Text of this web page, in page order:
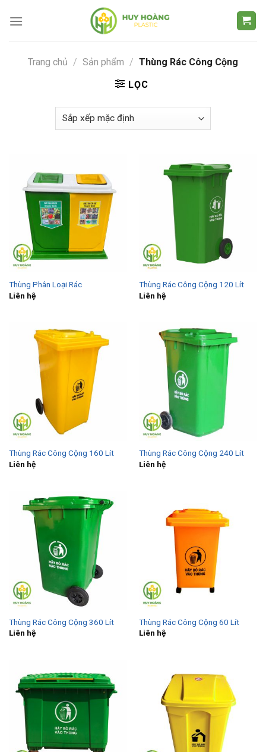
đến
Trang chủ / Sản phẩm / Thùng Rác Công Cộng
LỌC
Thùng Phân Loại Rác
Liên hệ
Thùng Rác Công Cộng 120 Lít
Liên hệ
Thùng Rác Công Cộng 160 Lít
Liên hệ
Thùng Rác Công Cộng 240 Lít
Liên hệ
Thùng Rác Công Cộng 360 Lít
Liên hệ
Thùng Rác Công Cộng 60 Lít
Liên hệ